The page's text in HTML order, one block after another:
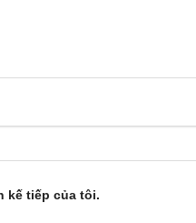
kế tiếp của tôi.